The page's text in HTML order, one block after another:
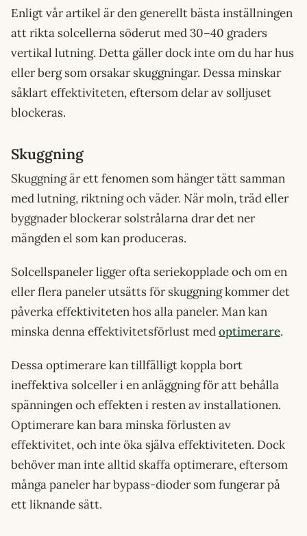
Enligt vår artikel är den generellt bästa inställningen
att rikta solcellerna söderut med 30–40 graders
vertikal lutning. Detta gäller dock inte om du har hus
eller berg som orsakar skuggningar. Dessa minskar
såklart effektiviteten, eftersom delar av solljuset
blockeras.
Skuggning
Skuggning är ett fenomen som hänger tätt samman
med lutning, riktning och väder. När moln, träd eller
byggnader blockerar solstrålarna drar det ner
mängden el som kan produceras.
Solcellspaneler ligger ofta seriekopplade och om en
eller flera paneler utsätts för skuggning kommer det
påverka effektiviteten hos alla paneler. Man kan
minska denna effektivitetsförlust medoptimerare.
Dessa optimerare kan tillfälligt koppla bort
ineffektiva solceller i en anläggning för att behålla
spänningen och effekten i resten av installationen.
Optimerare kan bara minska förlusten av
effektivitet, och inte öka själva effektiviteten. Dock
behöver man inte alltid skaffa optimerare, eftersom
många paneler har bypass-dioder som fungerar på
ett liknande sätt.